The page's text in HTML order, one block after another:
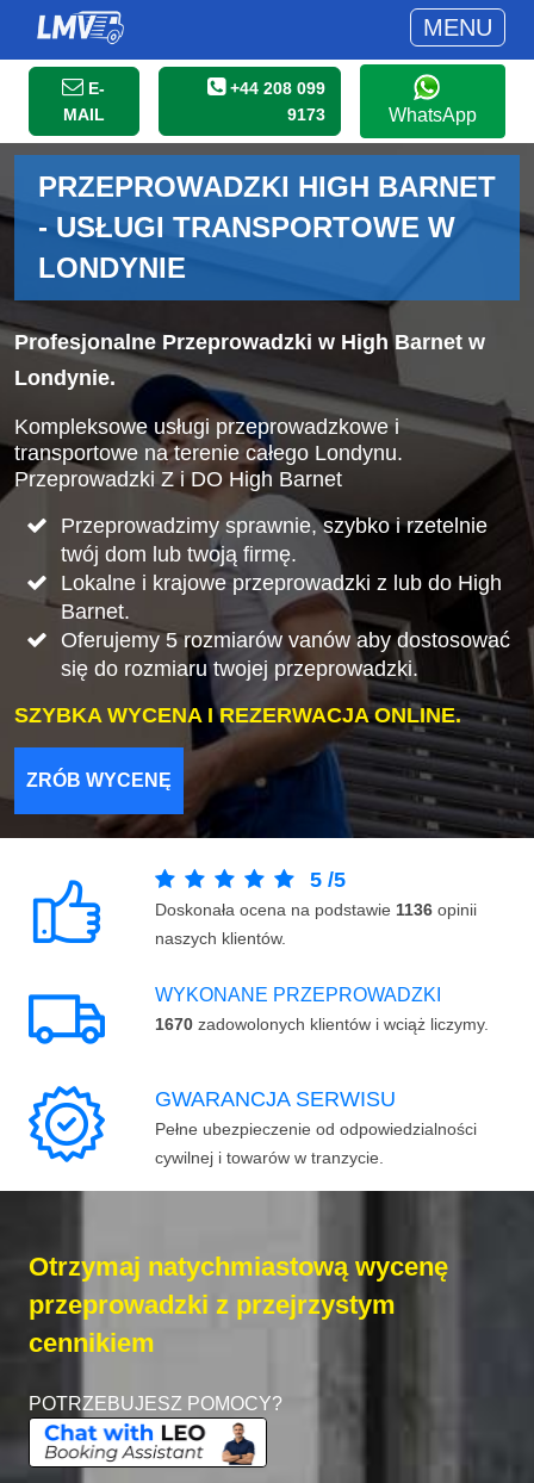
MENU
E-
MAIL
+44 208 099
9173
WhatsApp
PRZEPROWADZKI HIGH BARNET
- USŁUGI TRANSPORTOWE W
LONDYNIE
Profesjonalne Przeprowadzki w High Barnet w
Londynie.
Kompleksowe usługi przeprowadzkowe i
transportowe na terenie całego Londynu.
Przeprowadzki Z i DO High Barnet
Przeprowadzimy sprawnie, szybko i rzetelnie
twój dom lub twoją firmę.
Lokalne i krajowe przeprowadzki z lub do High
Barnet.
Oferujemy 5 rozmiarów vanów aby dostosować
się do rozmiaru twojej przeprowadzki.
SZYBKA WYCENA I REZERWACJA ONLINE.
ZRÓB WYCENĘ
5 /5
Doskonała ocena na podstawie 1136 opinii
naszych klientów.
WYKONANE PRZEPROWADZKI
1670 zadowolonych klientów i wciąż liczymy.
GWARANCJA SERWISU
Pełne ubezpieczenie od odpowiedzialności
cywilnej i towarów w tranzycie.
Otrzymaj natychmiastową wycenę
przeprowadzki z przejrzystym
cennikiem
POTRZEBUJESZ POMOCY?